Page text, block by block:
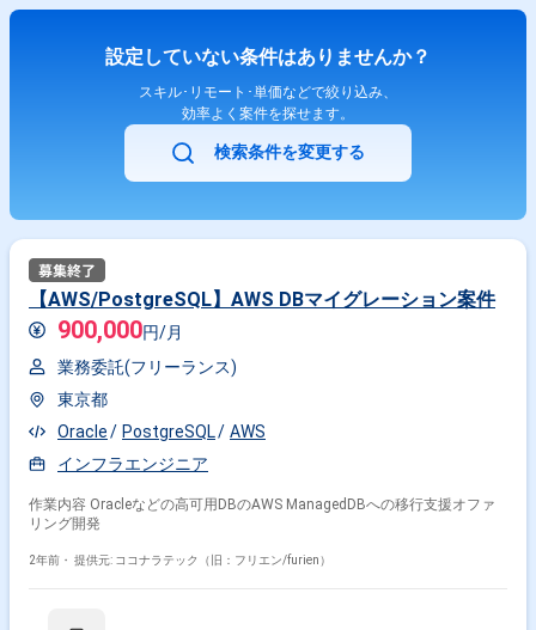
設定していない条件はありませんか？
スキル･リモート･単価などで絞り込み、
効率よく案件を探せます。
検索条件を変更する
【AWS/PostgreSQL】AWS DBマイグレーション案件
900,000円/月
業務委託(フリーランス)
東京都
Oracle
PostgreSQL
AWS
インフラエンジニア
作業内容 Oracleなどの高可用DBのAWS ManagedDBへの移行支援オファ
リング開発
2年前・ 提供元: ココナラテック（旧：フリエン/furien）